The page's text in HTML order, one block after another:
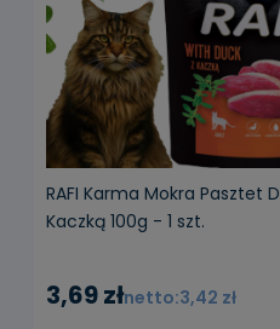
RAFI Karma Mokra Pasztet
Kaczką 100g - 1 szt.
3,69 zł 3,42 zł